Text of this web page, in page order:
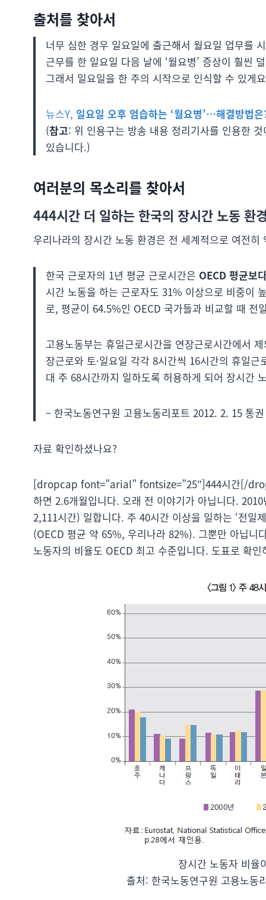
출처를 찾아서
너무 심한 경우 일요일에 출근해서 월요일 업무를
근무를 한 일요일 다음 날에 ‘월요병’ 증상이 훨씬
그래서 일요일을 한 주의 시작으로 인식할 수 있게
뉴스Y, 일요일 오후 엄습하는 ‘월요병’…해결방법
(참고: 위 인용구는 방송 내용 정리기사를 인용한
있습니다.)
여러분의 목소리를 찾아서
444시간 더 일하는 한국의 장시간 노동 환
우리나라의 장시간 노동 환경은 전 세계적으로 여전
한국 근로자의 1년 평균 근로시간은 OECD 평균보
시간 노동을 하는 근로자도 31% 이상으로 비중
로, 평균이 64.5%인 OECD 국가들과 비교할 때 전
고용노동부는 휴일근로시간을 연장근로시간에서
장근로와 토·일요일 각각 8시간씩 16시간의 휴일
대 주 68시간까지 일하도록 허용하게 되어 장시간
– 한국노동연구원 고용노동리포트 2012. 2. 15 통
자료 확인하셨나요?
[dropcap font=”arial” fontsize=”25″]444시간[/
하면 2.6개월입니다. 오래 전 이야기가 아닙니다.
2,111시간) 일합니다. 주 40시간 이상을 일하는 ‘전
(OECD 평균 약 65%, 우리나라 82%). 그뿐만 아닙니
노동자의 비율도 OECD 최고 수준입니다. 도표로 확인
장시간 노동자 비율
출처: 한국노동연구원 고용노